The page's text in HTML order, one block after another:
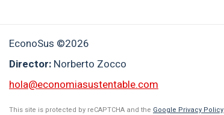
EconoSus ©2026
Director: Norberto Zocco
hola@economiasustentable.com
This site is protected by reCAPTCHA and the Google Privacy Policy